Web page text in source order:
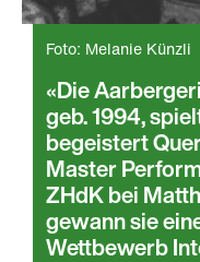
Foto: Melanie Künzli
Die
geb. 1994,
begeistert
Master
ZHdK bei
gewann sie
Wettbewerb